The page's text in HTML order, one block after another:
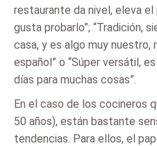
restaurante da nivel, eleva
gusta probarlo”; “Tradición,
casa, y es algo muy nuestro,
español” o “Súper versátil,
días para muchas cosas”.
En el caso de los cocineros
50 años), están bastante
tendencias. Para ellos, el